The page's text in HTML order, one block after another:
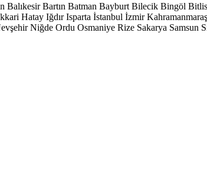
Balıkesir Bartın Batman Bayburt Bilecik Bingöl Bitlis
Hatay Iğdır Isparta İstanbul İzmir Kahramanmaraş
Niğde Ordu Osmaniye Rize Sakarya Samsun